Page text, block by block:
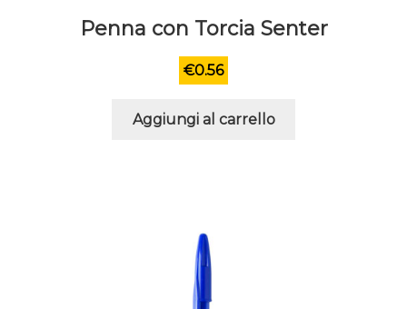
Penna con Torcia Senter
€0.56
Aggiungi al carrello